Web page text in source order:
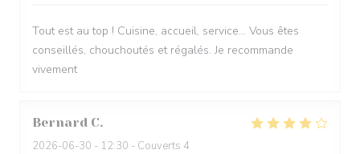
Tout est au top ! Cuisine, accueil, service… Vous êtes
conseillés, chouchoutés et régalés. Je recommande
vivement
Bernard C
2026-06-30 - 12:30 - Couverts 4